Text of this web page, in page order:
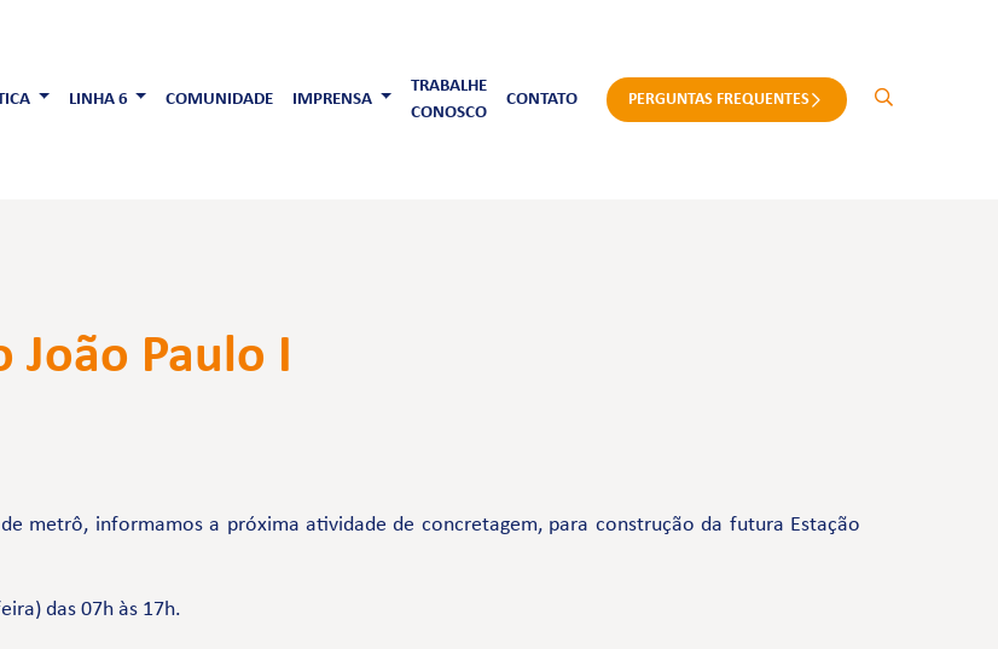
LINHA 6 COMUNIDADE IMPRENSA
TRABALHE
CONOSCO
CONTATO PERGUNTAS FREQUENTES
João Paulo I
metrô, informamos a próxima atividade de concretagem, para construção da futura Estação
das 07h às 17h.